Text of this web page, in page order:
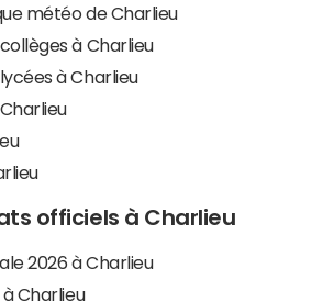
météo de Charlieu
à Charlieu
à Charlieu
officiels à Charlieu
2026 à Charlieu
Charlieu